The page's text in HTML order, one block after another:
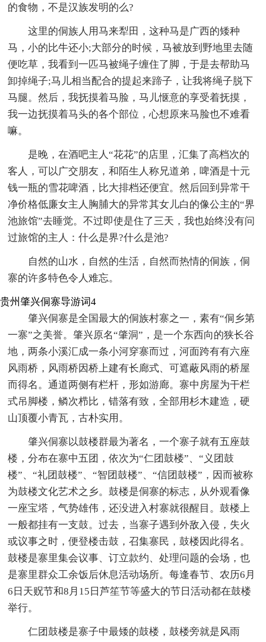
的食物，不是汉族发明的么?
这里的侗族人用马来犁田，这种马是广西的矮种
马，小的比牛还小;大部分的时候，马被放到野地里去随
便吃草，我看到一匹马被绳子缠住了脚，于是去帮助马
卸掉绳子;马儿相当配合的提起来蹄子，让我将绳子脱下
马腿。然后，我抚摸着马脸，马儿惬意的享受着抚摸，
我一边抚摸着马头的各个部位，心想原来马脸也不难看
嘛。
是晚，在酒吧主人“花花”的店里，汇集了高档次的
客人，可以广交朋友，和陌生人称兄道弟，啤酒是十元
钱一瓶的雪花啤酒，比大排档还便宜。然后回到异常干
净价格低廉女主人胸脯大的异常其女儿白的像公主的“界
池旅馆”去睡觉。不过即使是住了三天，我也始终没有问
过旅馆的主人：什么是界?什么是池?
自然的山水，自然的生活，自然而热情的侗族，侗
寨的许多特色令人难忘。
贵州肇兴侗寨导游词4
肇兴侗寨是全国最大的侗族村寨之一，素有“侗乡第
一寨”之美誉。肇兴原名“肇洞”，是一个东西向的狭长谷
地，两条小溪汇成一条小河穿寨而过，河面跨有有六座
风雨桥，风雨桥因桥上建有长廊式、可遮蔽风雨的桥屋
而得名。通道两侧有栏杆，形如游廊。寨中房屋为干栏
式吊脚楼，鳞次栉比，错落有致，全部用杉木建造，硬
山顶覆小青瓦，古朴实用。
肇兴侗寨以鼓楼群最为著名，一个寨子就有五座鼓
楼，分布在寨中五团，依次为“仁团鼓楼”、“义团鼓
楼”、“礼团鼓楼”、“智团鼓楼”、“信团鼓楼”，因而被称
为鼓楼文化艺术之乡。鼓楼是侗寨的标志，从外观看像
一座宝塔，气势雄伟，还没进入村寨就很醒目。鼓楼上
一般都挂有一支鼓。过去，当寨子遇到外敌入侵，失火
或议事之时，便登楼击鼓，召集寨民，鼓楼因此得名。
鼓楼是寨里集会议事、订立款约、处理问题的会场，也
是寨里群众工余饭后休息活动场所。每逢春节、农历6月
6日天贶节和8月15日芦笙节等盛大的节日活动都在鼓楼
举行。
仁团鼓楼是寨子中最矮的鼓楼，鼓楼旁就是风雨